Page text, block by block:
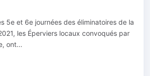
5e et 6e journées des éliminatoires de la
les Éperviers locaux convoqués par
ont...